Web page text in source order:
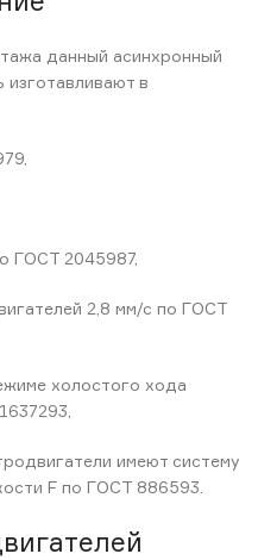
данный асинхронный
изготавливают в
ГОСТ 2045987,
2,8 мм/с по ГОСТ
холостого хода
имеют систему
F по ГОСТ 886593.